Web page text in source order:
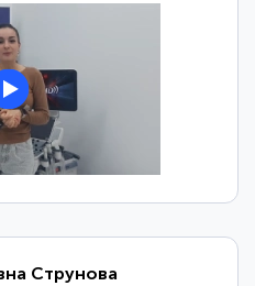
Струнова